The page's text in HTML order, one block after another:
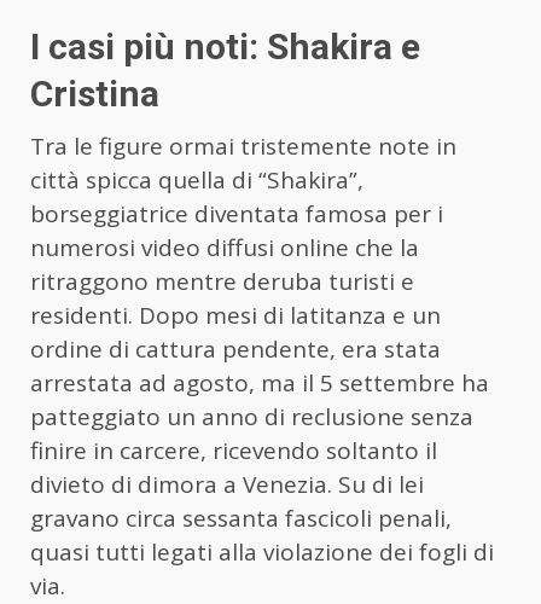
I casi più noti: Shakira e
Cristina
Tra le figure ormai tristemente note in
città spicca quella di “Shakira”,
borseggiatrice diventata famosa per i
numerosi video diffusi online che la
ritraggono mentre deruba turisti e
residenti. Dopo mesi di latitanza e un
ordine di cattura pendente, era stata
arrestata ad agosto, ma il 5 settembre ha
patteggiato un anno di reclusione senza
finire in carcere, ricevendo soltanto il
divieto di dimora a Venezia. Su di lei
gravano circa sessanta fascicoli penali,
quasi tutti legati alla violazione dei fogli di
via.